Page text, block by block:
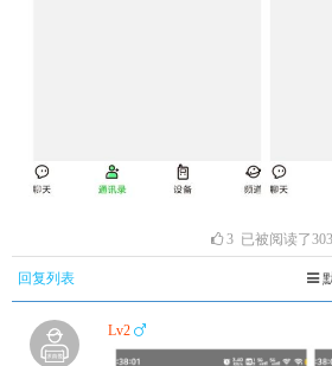
3 已被阅读了
回复列表
Lv2